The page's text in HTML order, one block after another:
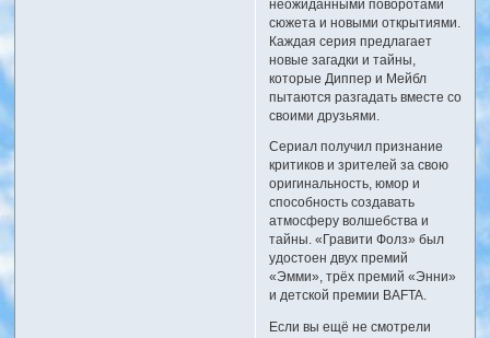
неожиданными поворотами
сюжета и новыми открытиями.
Каждая серия предлагает
новые загадки и тайны,
которые Диппер и Мейбл
пытаются разгадать вместе со
своими друзьями.
Сериал получил признание
критиков и зрителей за свою
оригинальность, юмор и
способность создавать
атмосферу волшебства и
тайны. «Гравити Фолз» был
удостоен двух премий
«Эмми», трёх премий «Энни»
и детской премии BAFTA.
Если вы ещё не смотрели